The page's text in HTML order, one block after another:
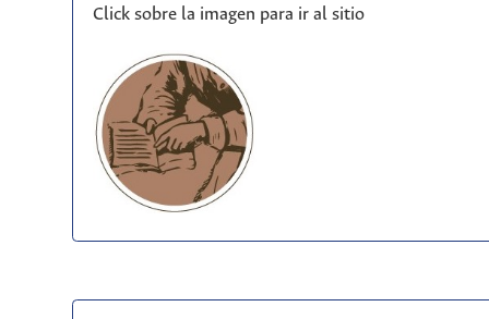
Click sobre la imagen para ir al sitio